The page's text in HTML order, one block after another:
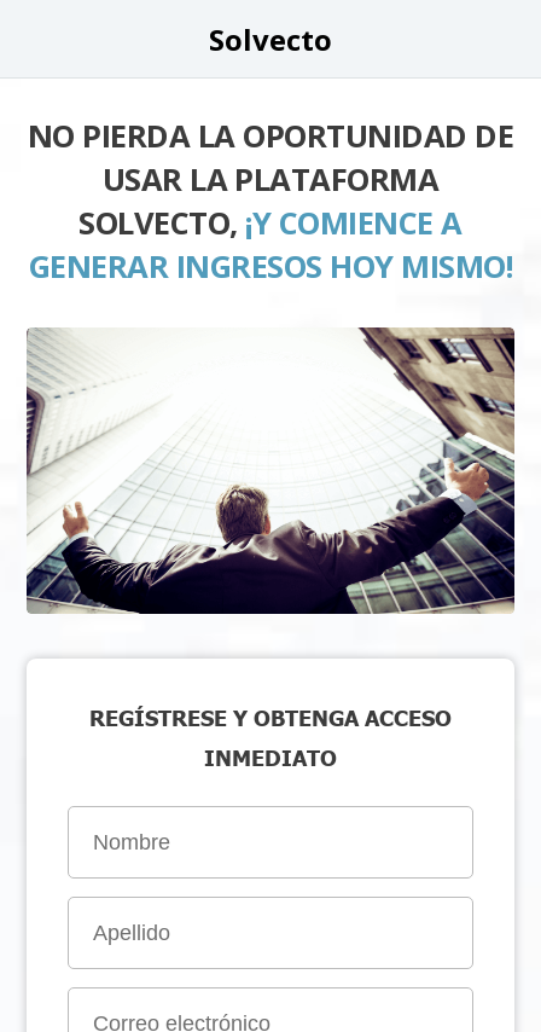
Solvecto
NO PIERDA LA OPORTUNIDAD DE
USAR LA PLATAFORMA
SOLVECTO, ¡Y COMIENCE A
GENERAR INGRESOS HOY MISMO!
REGÍSTRESE Y OBTENGA ACCESO
INMEDIATO